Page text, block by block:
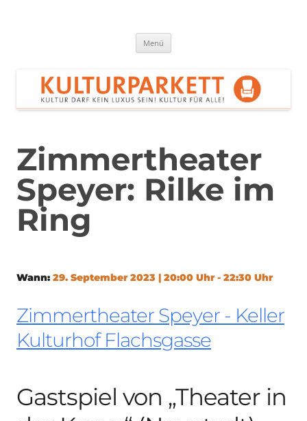
Menü
Zimmertheater
Speyer: Rilke im
Ring
Wann: 29. September 2023 | 20:00 Uhr - 22:30 Uhr
Zimmertheater Speyer - Keller
Kulturhof Flachsgasse
Gastspiel von „Theater in